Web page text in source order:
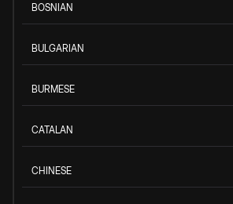
BOSNIAN
BULGARIAN
BURMESE
CATALAN
CHINESE